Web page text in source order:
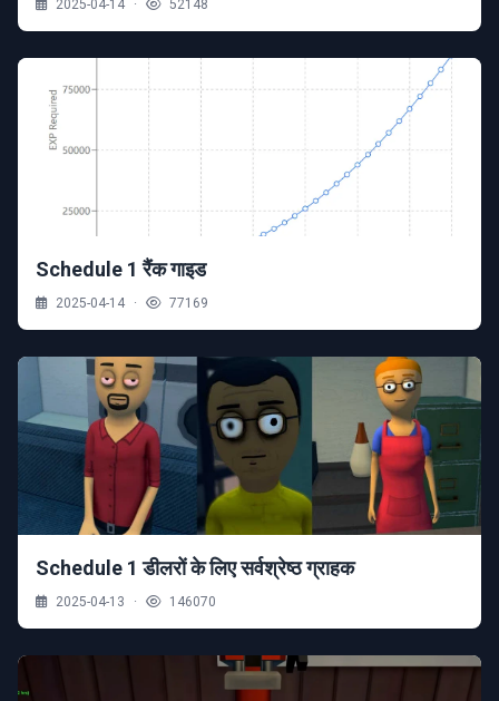
2025-04-14 · 52148
Schedule 1 रैंक गाइड
2025-04-14 · 77169
Schedule 1 डीलरों के लिए सर्वश्रेष्ठ ग्राहक
2025-04-13 · 146070